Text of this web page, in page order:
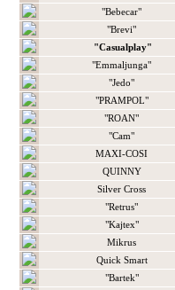
"Bebecar"
"Brevi"
"Casualplay"
"Emmaljunga"
"Jedo"
"PRAMPOL"
"ROAN"
"Сam"
MAXI-COSI
QUINNY
Silver Cross
"Retrus"
"Kajtex"
Mikrus
Quick Smart
"Bartek"